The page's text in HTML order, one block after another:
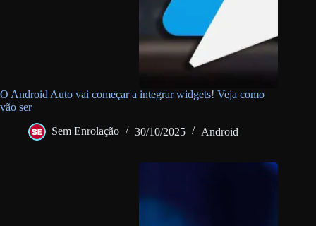
O Android Auto vai começar a integrar widgets! Veja como
vão ser
Sem Enrolação 30/10/2025 Android